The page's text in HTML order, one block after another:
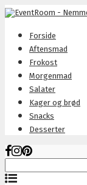
Forside
Aftensmad
Frokost
Morgenmad
Salater
Kager og brød
Snacks
Desserter